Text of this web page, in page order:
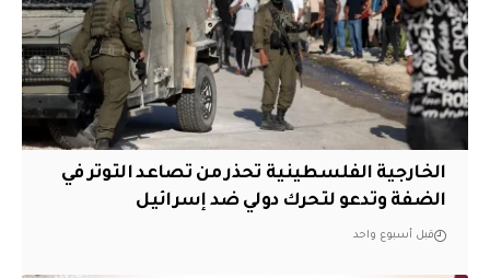
الخارجية الفلسطينية تحذر من تصاعد التوتر في
الضفة وتدعو لتحرك دولي ضد إسرائيل
قبل أسبوع واحد